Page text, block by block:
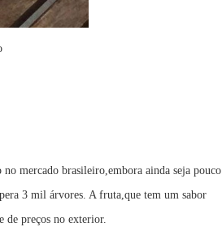
mercado brasileiro,embora ainda seja pouco
3 mil árvores. A fruta,que tem um sabor
de preços no exterior.